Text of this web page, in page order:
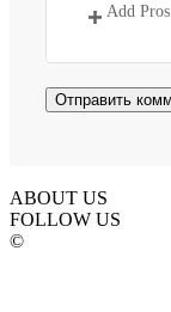
Add Pros
ABOUT US
FOLLOW US
©